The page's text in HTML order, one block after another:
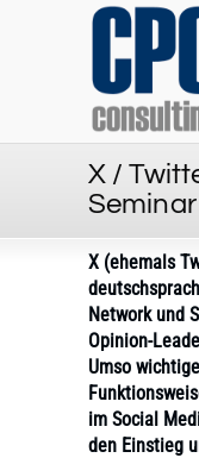
X /
Seminar
X (ehemals
Network und
Opinion-
Umso
im Social
den Einstieg